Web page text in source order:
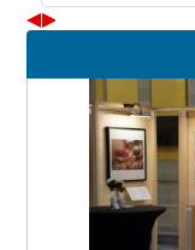
Neşat YALÇIN
Paranın Aile
03 Ağustos 2026
09
◀▶